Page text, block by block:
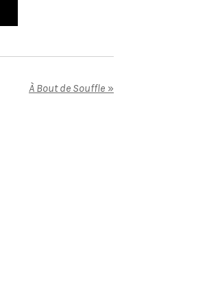
À Bout de Souffle »